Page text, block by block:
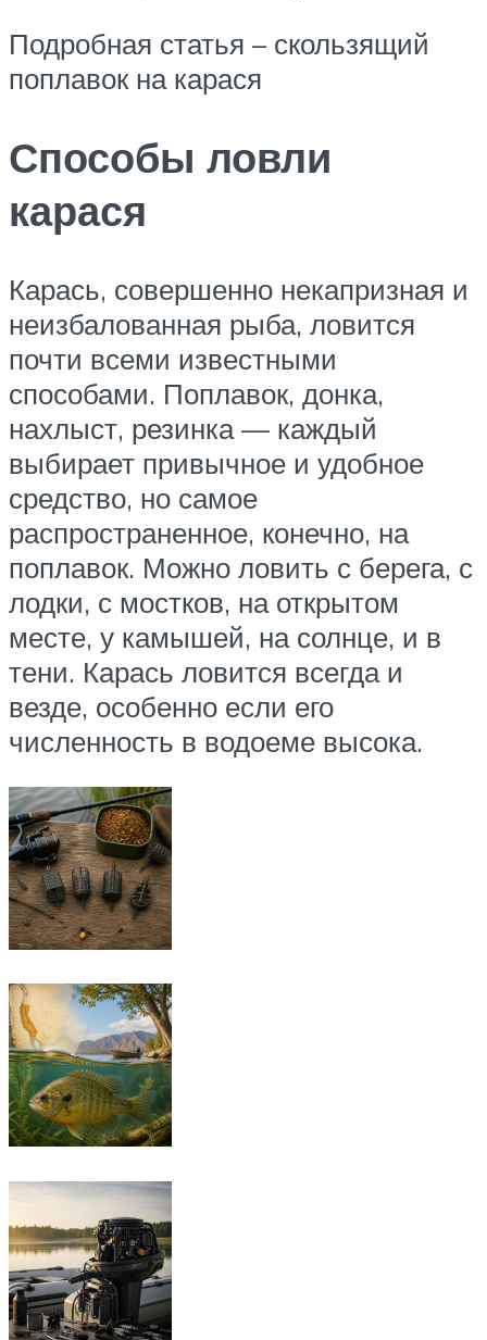
Подробная статья – скользящий
поплавок на карася
Способы ловли
карася
Карась, совершенно некапризная и
неизбалованная рыба, ловится
почти всеми известными
способами. Поплавок, донка,
нахлыст, резинка — каждый
выбирает привычное и удобное
средство, но самое
распространенное, конечно, на
поплавок. Можно ловить с берега, с
лодки, с мостков, на открытом
месте, у камышей, на солнце, и в
тени. Карась ловится всегда и
везде, особенно если его
численность в водоеме высока.